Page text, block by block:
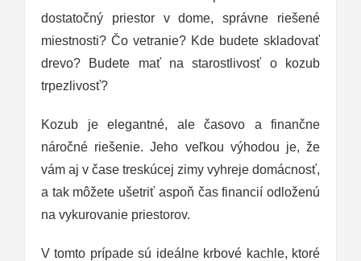
dostatočný priestor v dome, správne riešené
miestnosti? Čo vetranie? Kde budete skladovať
drevo? Budete mať na starostlivosť o kozub
trpezlivosť?
Kozub je elegantné, ale časovo a finančne
náročné riešenie. Jeho veľkou výhodou je, že
vám aj v čase treskúcej zimy vyhreje domácnosť,
a tak môžete ušetriť aspoň čas financií odloženú
na vykurovanie priestorov.
V tomto prípade sú ideálne krbové kachle, ktoré